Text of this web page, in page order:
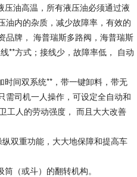
压油高温，所有液压油必须通过液
油内的杂质，减少故障率，有效的
品牌， 海普瑞斯多路阀，海普瑞斯
**方式；接线少，故障率低， 自动
时间双系统**，带一键卸料，带无
需司机一人操作，可设定全自动和
工人的劳动强度， 而且大大改善
双重功能，大大地保障和提高车
（或斗）的翻转机构。